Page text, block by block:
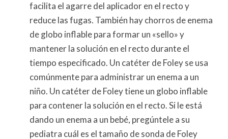
facilita el agarre del aplicador en el recto y
reduce las fugas. También hay chorros de enema
de globo inflable para formar un «sello» y
mantener la solución en el recto durante el
tiempo especificado. Un catéter de Foley se usa
comúnmente para administrar un enema a un
niño. Un catéter de Foley tiene un globo inflable
para contener la solución en el recto. Si le está
dando un enema a un bebé, pregúntele a su
pediatra cuál es el tamaño de sonda de Foley